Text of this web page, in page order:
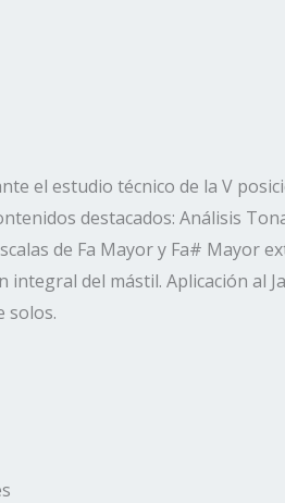
el estudio técnico de la V
destacados: Análisis
de Fa Mayor y Fa# Mayor
del mástil. Aplicación al
solos.